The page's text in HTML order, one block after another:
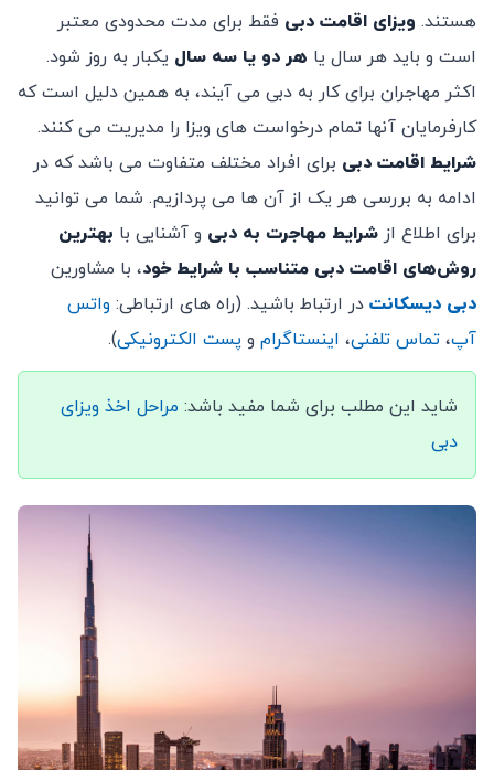
هستند. ویزای اقامت دبی فقط برای مدت محدودی معتبر
است و باید هر سال یا هر دو یا سه سال یکبار به روز شود.
اکثر مهاجران برای کار به دبی می آیند، به همین دلیل است که
کارفرمایان آنها تمام درخواست های ویزا را مدیریت می کنند.
شرایط اقامت دبی برای افراد مختلف متفاوت می باشد که در
ادامه به بررسی هر یک از آن ها می پردازیم. شما می توانید
برای اطلاع از شرایط مهاجرت به دبی و آشنایی با بهترین
روش‌های اقامت دبی متناسب با شرایط خود، با مشاورین
دبی دیسکانت در ارتباط باشید. (راه های ارتباطی: واتس
آپ، تماس تلفنی، اینستاگرام و پست الکترونیکی).
شاید این مطلب برای شما مفید باشد: مراحل اخذ ویزای
دبی